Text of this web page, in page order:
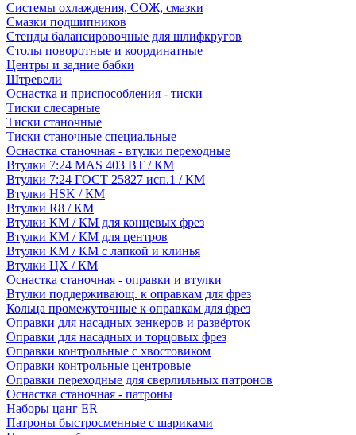
Системы охлаждения, СОЖ, смазки
Смазки подшипников
Стенды балансировочные для шлифкругов
Столы поворотные и координатные
Центры и задние бабки
Штревели
Оснастка и приспособления - тиски
Тиски слесарные
Тиски станочные
Тиски станочные специальные
Оснастка станочная - втулки переходные
Втулки 7:24 MAS 403 BT / КМ
Втулки 7:24 ГОСТ 25827 исп.1 / КМ
Втулки HSK / КМ
Втулки R8 / КМ
Втулки КМ / КМ для концевых фрез
Втулки КМ / КМ для центров
Втулки КМ / КМ с лапкой и клинья
Втулки ЦХ / КМ
Оснастка станочная - оправки и втулки
Втулки поддерживающ. к оправкам для фрез
Кольца промежуточные к оправкам для фрез
Оправки для насадных зенкеров и развёрток
Оправки для насадных и торцовых фрез
Оправки контрольные с хвостовиком
Оправки контрольные центровые
Оправки переходные для сверлильных патронов
Оснастка станочная - патроны
Наборы цанг ER
Патроны быстросменные с шариками